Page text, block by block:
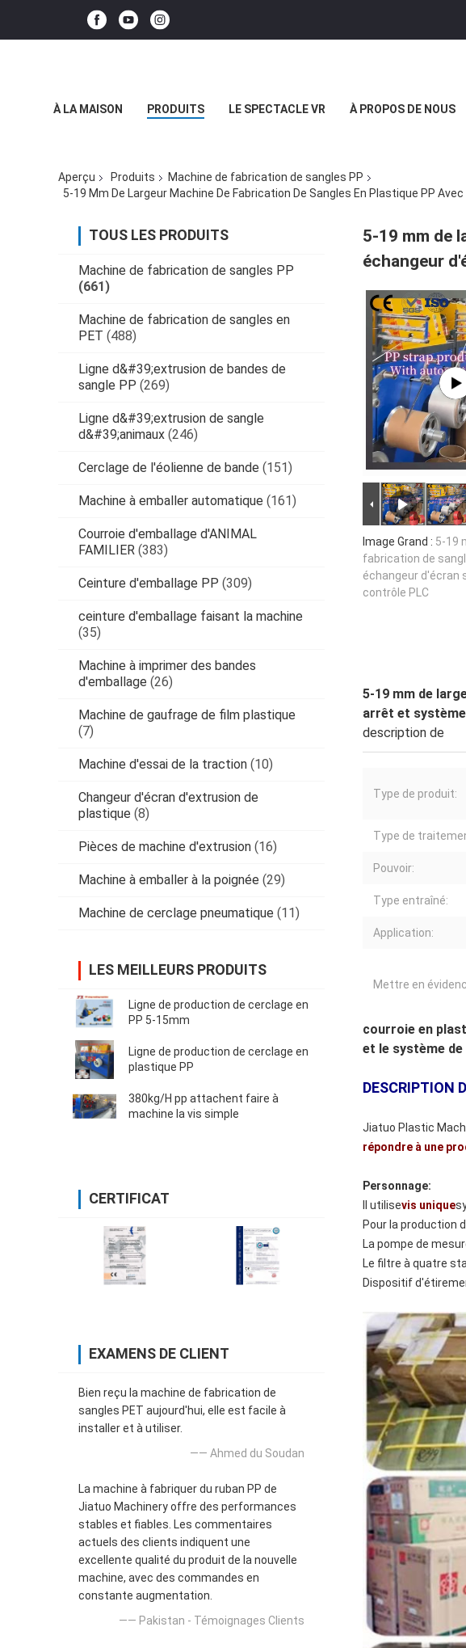
À LA MAISON PRODUITS LE SPECTACLE VR À PROPOS DE NOUS
Aperçu Produits
Machine de fabrication de sangles PP
5-19 Mm De Largeur Machine De Fabrication De Sangles En Plastique PP
TOUS LES PRODUITS
Machine de fabrication de sangles PP
(661)
Machine de fabrication de sangles en
PET (488)
Ligne d&#39;extrusion de bandes de
sangle PP (269)
Ligne d&#39;extrusion de sangle
d&#39;animaux (246)
Cerclage de l'éolienne de bande (151)
Machine à emballer automatique (161)
Courroie d'emballage d'ANIMAL
FAMILIER (383)
Ceinture d'emballage PP (309)
ceinture d'emballage faisant la machine
(35)
Machine à imprimer des bandes
d'emballage (26)
Machine de gaufrage de film plastique
(7)
Machine d'essai de la traction (10)
Changeur d'écran d'extrusion de
plastique (8)
Pièces de machine d'extrusion (16)
Machine à emballer à la poignée (29)
Machine de cerclage pneumatique (11)
LES MEILLEURS PRODUITS
Ligne de production de cerclage en
PP 5-15mm
Ligne de production de cerclage en
plastique PP
380kg/H pp attachent faire à
machine la vis simple
CERTIFICAT
EXAMENS DE CLIENT
Bien reçu la machine de fabrication de
sangles PET aujourd'hui, elle est facile à
installer et à utiliser.
—— Ahmed du Soudan
La machine à fabriquer du ruban PP de
Jiatuo Machinery offre des performances
stables et fiables. Les commentaires
actuels des clients indiquent une
excellente qualité du produit de la nouvelle
machine, avec des commandes en
constante augmentation.
—— Pakistan - Témoignages Clients
5-19 mm de
échangeur
Image Grand : 5-19
fabrication de
échangeur d'écran
contrôle PLC
5-19 mm de
arrêt et
description de
Type de produit:
Type de
Pouvoir:
Type entraîné:
Application:
Mettre en
courroie en
et le système
DESCRIPTION
Jiatuo Plastic
répondre à une
Personnage:
Il utilisevis unique
Pour la production
La pompe de
Le filtre à quatre
Dispositif